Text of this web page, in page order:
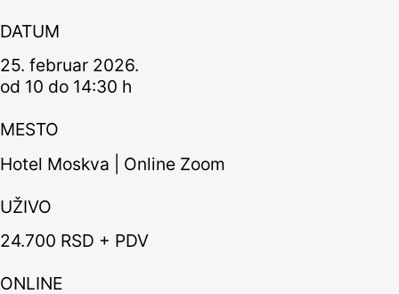
DATUM
25. februar 2026.
od 10 do 14:30 h
MESTO
Hotel Moskva | Online Zoom
UŽIVO
24.700 RSD + PDV
ONLINE